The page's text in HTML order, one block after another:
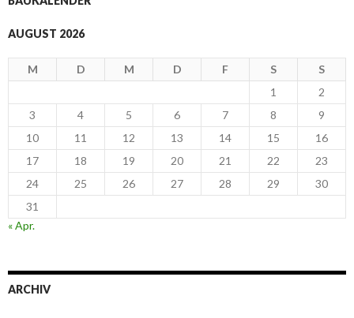
AUGUST 2026
M D M D F S
S
1
2
3
4 5 6 7 8
9
10
11 12 13 14 15
16
17
18 19 20 21 22
23
24
25 26 27 28 29
30
31
« Apr.
ARCHIV